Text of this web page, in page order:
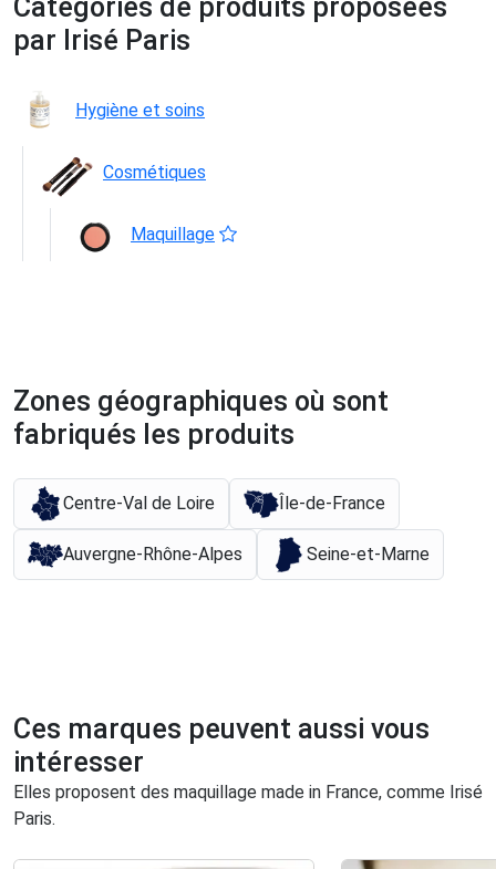
Catégories de produits proposées
par Irisé Paris
Hygiène et soins
Cosmétiques
Maquillage
Zones géographiques où sont
fabriqués les produits
Centre-Val de Loire Île-de-France
Auvergne-Rhône-Alpes Seine-et-Marne
Ces marques peuvent aussi vous
intéresser
Elles proposent des maquillage made in France, comme Irisé
Paris.